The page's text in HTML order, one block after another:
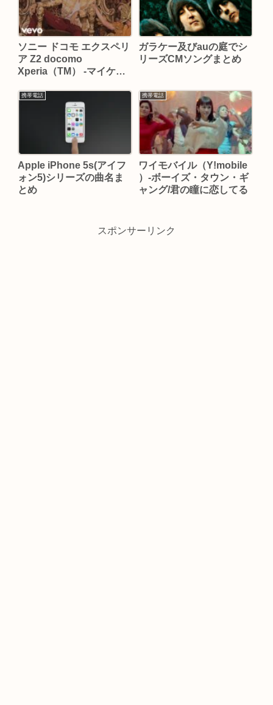
ソニー ドコモ エクスペリ
ア Z2 docomo
Xperia（TM） -マイケ
The Rhythm
ガラケー及びauの庭でシ
リーズCMソングまとめ
携帯電話
Apple iPhone 5s(アイフ
ォン5)シリーズの曲名ま
とめ
携帯電話
ワイモバイル（Y!mobile
）-ボーイズ・タウン・ギ
ャング/君の瞳に恋してる
スポンサーリンク